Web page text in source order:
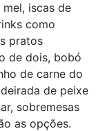
iscas de
como
pratos
de dois, bobó
de carne do
de peixe
sobremesas
as opções.